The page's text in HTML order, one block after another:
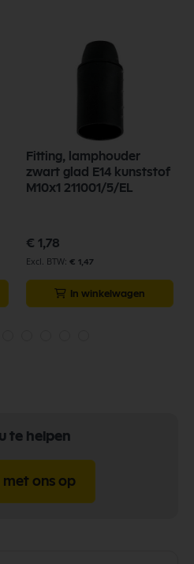
Fitting, lamphouder
zwart glad E14 kunststof
M10x1 211001/5/EL
€ 1,78
€ 1,47
In winkelwagen
te helpen
ons op